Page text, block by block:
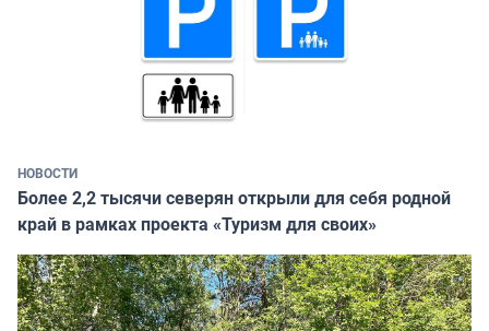
НОВОСТИ
Более 2,2 тысячи северян открыли для себя родной
край в рамках проекта «Туризм для своих»